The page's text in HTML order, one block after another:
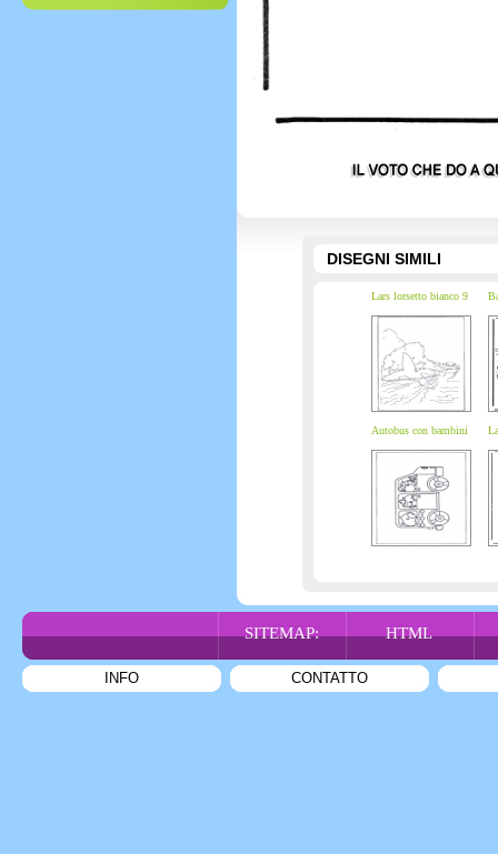
DISEGNI SIMILI
Lars lorsetto bianco 9
Autobus con bambini
SITEMAP: HTML
INFO CONTATTO